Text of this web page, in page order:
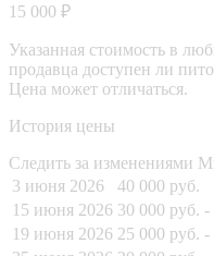
15 000 ₽
Указанная стоимость в
продавца доступен ли
Цена может отличаться.
История цены
Следить за изменениями
3 июня 2026
40 000 руб.
15 июня 2026 30 000 руб. -
19 июня 2026 25 000 руб. -